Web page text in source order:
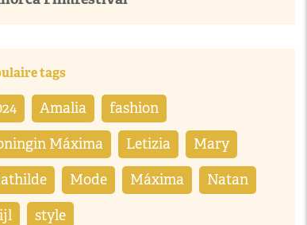
tags
Amalia fashion
Máxima Letizia Mary
Mode Máxima Natan
style